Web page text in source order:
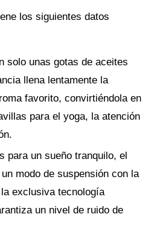
los siguientes datos
solo unas gotas de aceites
llena lentamente la
favorito, convirtiéndola en
para el yoga, la atención
para un sueño tranquilo, el
modo de suspensión con la
exclusiva tecnología
un nivel de ruido de